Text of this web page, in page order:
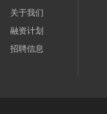
关于我们
融资计划
招聘信息